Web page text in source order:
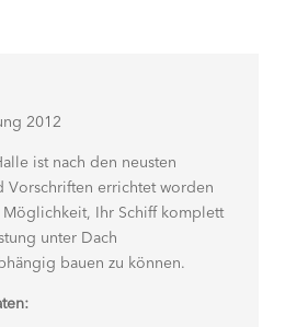
2012
ist nach den neusten
Vorschriften errichtet worden
Ihr Schiff komplett
unter Dach
bauen zu können.